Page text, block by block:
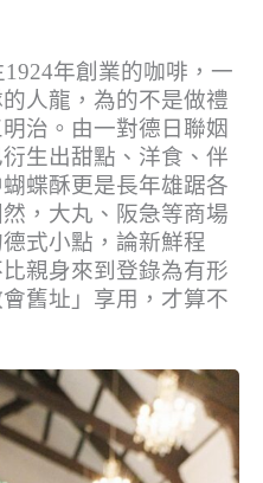
年創業的咖啡，一
人龍，為的不是做禮
治。由一對德日聯姻
生出甜點、洋食、伴
蝶酥更是長年雄踞各
，大丸、阪急等商場
式小點，論新鮮程
親身來到登錄為有形
舊址」享用，才算不